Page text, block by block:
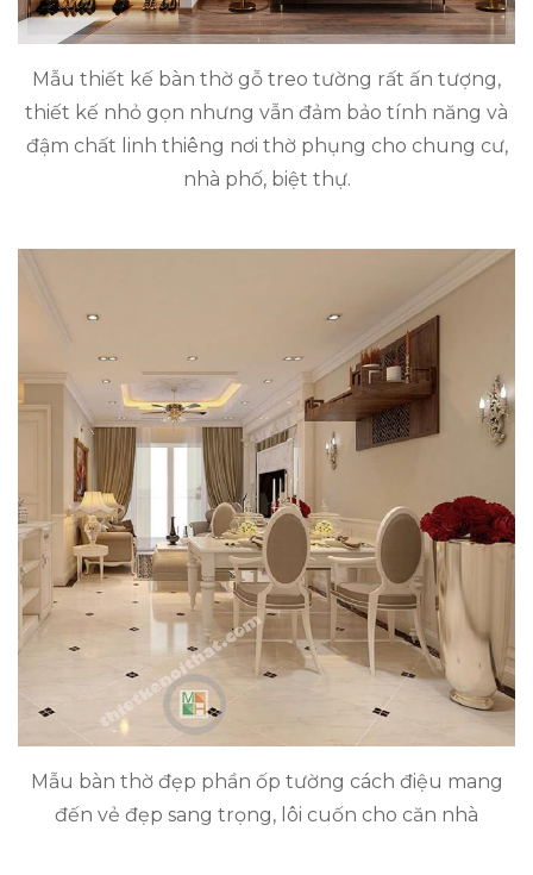
Mẫu thiết kế bàn thờ gỗ treo tường rất ấn tượng,
thiết kế nhỏ gọn nhưng vẫn đảm bảo tính năng và
đậm chất linh thiêng nơi thờ phụng cho chung cư,
nhà phố, biệt thự.
Mẫu bàn thờ đẹp phần ốp tường cách điệu mang
đến vẻ đẹp sang trọng, lôi cuốn cho căn nhà